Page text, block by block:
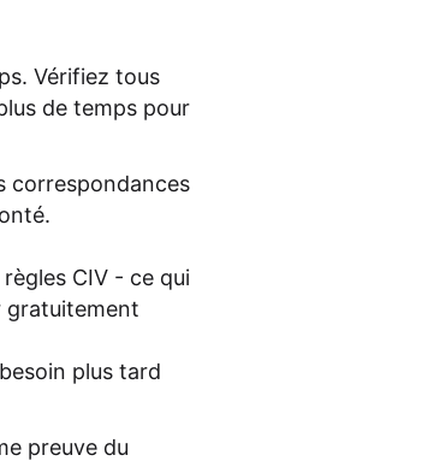
Vérifiez tous
de temps pour
correspondances
CIV - ce qui
gratuitement
plus tard
preuve du